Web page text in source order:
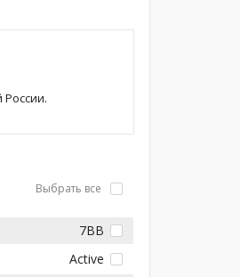
Выбрать все
7BB
Active